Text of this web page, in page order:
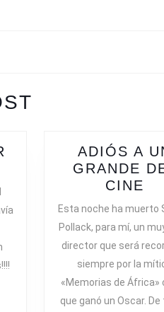
ADIÓS A
GRANDE
CINE
A
Esta noche ha muerto
Pollack, para mí, un
director que será
siempre por la
«Memorias de África»
que ganó un Oscar.